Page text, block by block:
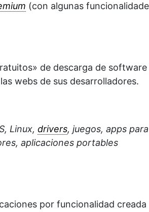
(con algunas
de descarga de software
webs de sus desarrolladores.
Linux, drivers, juegos, apps para
aplicaciones portables
por funcionalidad